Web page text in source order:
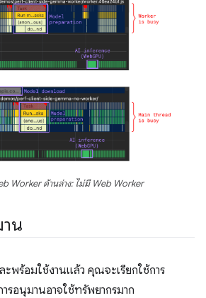
Worker ด้านล่าง: ไม่มี Web Worker
าน
ะพร้อมใช้งานแล้ว คุณจะเรียกใช้การ
รอนุมานอาจใช้ทรัพยากรมาก